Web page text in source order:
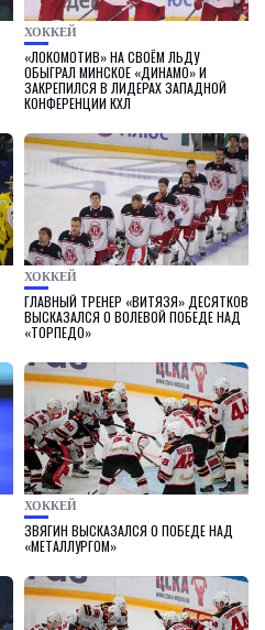
ХОККЕЙ
«ЛОКОМОТИВ» НА СВОЁМ ЛЬДУ
ОБЫГРАЛ МИНСКОЕ «ДИНАМО» И
ЗАКРЕПИЛСЯ В ЛИДЕРАХ ЗАПАДНОЙ
КОНФЕРЕНЦИИ КХЛ
ХОККЕЙ
ГЛАВНЫЙ ТРЕНЕР «ВИТЯЗЯ» ДЕСЯТКОВ
ВЫСКАЗАЛСЯ О ВОЛЕВОЙ ПОБЕДЕ НАД
«ТОРПЕДО»
ХОККЕЙ
ЗВЯГИН ВЫСКАЗАЛСЯ О ПОБЕДЕ НАД
«МЕТАЛЛУРГОМ»